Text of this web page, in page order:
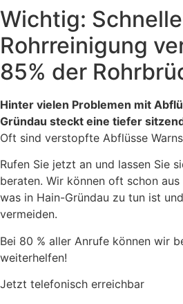
Wichtig: Schnelle
Rohrreinigung
85% der
Hinter vielen Problemen mit
Gründau steckt eine tiefer
Oft sind verstopfte Abflüsse
Rufen Sie jetzt an und lassen Sie
beraten. Wir können oft schon
was in Hain-Gründau zu tun ist
vermeiden.
Bei 80 % aller Anrufe können wir
weiterhelfen!
Jetzt telefonisch erreichbar